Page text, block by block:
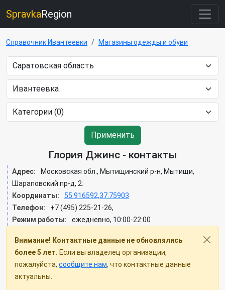
SpravkaRegion
Справочник Ивантеевки Магазины одежды и обуви
Применить
Глория Джинс - контакты
Адрес:
Московская обл., Мытищинский р-н, Мытищи,
Шараповский пр-д, 2.
Координаты:
55.916592,37.75903
Телефон:
+7 (495) 225-21-26,
Режим работы:
ежедневно, 10:00-22:00
Внимание! Контактные данные не обновлялись
более 5 лет. Если вы владелец организации,
пожалуйста, сообщите нам, что контактные данные
актуальны.